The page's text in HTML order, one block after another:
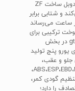
و شتابی برابر
بر ساعت می‌رساند
سوخت ترکیبی برای
کواتروپورته 16.8 است. مازراتی کواتروپورته‌ gts در بخش
یورو پنج تولید
جلو و عقب‌،
جانبی‌، زانویی‌، پرده‌ای‌، ABS‌،‌ESP‌،‌EBD‌،‌MSR‌،‌ASR‌،‌Hill holder‌،
گودی کمر،
را دارد؛